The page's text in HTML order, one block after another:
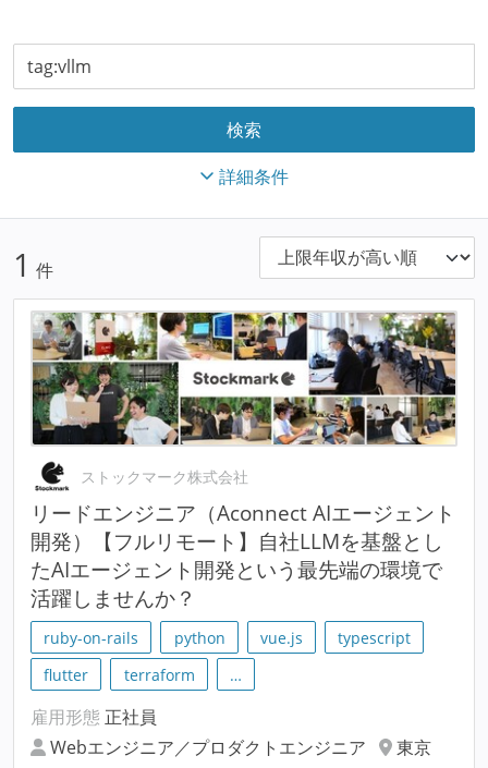
詳細条件
1 件
ストックマーク株式会社
リードエンジニア（Aconnect AIエージェント
開発）【フルリモート】自社LLMを基盤とし
たAIエージェント開発という最先端の環境で
活躍しませんか？
ruby-on-rails python vue.js
typescript
flutter
terraform …
雇用形態 正社員
Webエンジニア／プロダクトエンジニア
東京